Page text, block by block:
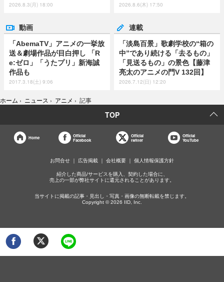
2026.8.3(月) 18:00 2026.8.6(木) 17:50
動画
「AbemaTV」アニメの一挙放
送＆劇場作品が目白押し 「R
e:ゼロ」「うたプリ」新海誠
作品も
2017.3.18(土) 9:06
連載
「淡島百景」歌劇学校の“箱の
中”であり続ける「去るもの」
「見送るもの」の景色【藤津
亮太のアニメの門V 132回】
2026.7.12(日) 12:20
ホーム › ニュース › アニメ › 記事
TOP
Home
Official
Facebook
Official
twitter
Official
YouTube
お問合せ 広告掲載 会社概要 個人情報保護方針
紹介した商品/サービスを購入、契約した場合に、
売上の一部が弊社サイトに還元されることがあります。
当サイトに掲載の記事・見出し・写真・画像の無断転載を禁じます。
Copyright © 2026 IID, Inc.